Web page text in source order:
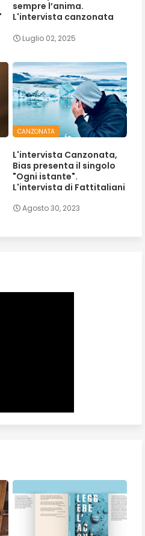
sempre l’anima.
L'intervista canzonata
Luglio 02, 2025
CANZONATA
L'intervista Canzonata,
Bias presenta il singolo
"Ogni istante".
L'intervista di Fattitaliani
Agosto 30, 2023